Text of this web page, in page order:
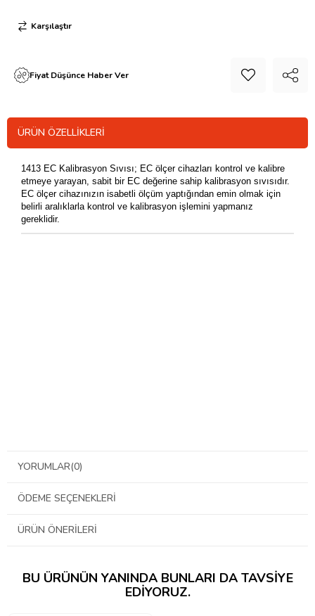
Karşılaştır
Fiyat Düşünce Haber Ver
ÜRÜN ÖZELLIKLERI
1413 EC Kalibrasyon Sıvısı; EC ölçer cihazları kontrol ve kalibre
etmeye yarayan, sabit bir EC değerine sahip kalibrasyon sıvısıdır.
EC ölçer cihazınızın isabetli ölçüm yaptığından emin olmak için
belirli aralıklarla kontrol ve kalibrasyon işlemini yapmanız
gereklidir.
YORUMLAR(0)
ÖDEME SEÇENEKLERI
ÜRÜN ÖNERILERI
BU ÜRÜNÜN YANINDA BUNLARI DA TAVSIYE
EDIYORUZ.